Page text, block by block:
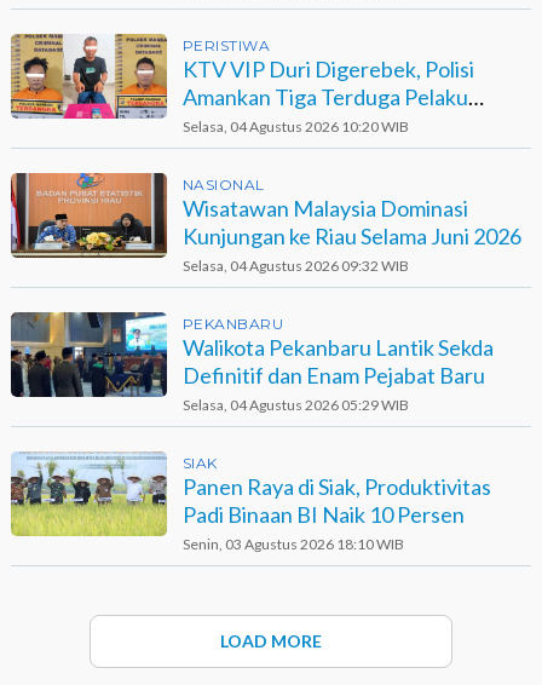
PERISTIWA
KTV VIP Duri Digerebek, Polisi
Amankan Tiga Terduga Pelaku
Narkotika
Selasa, 04 Agustus 2026 10:20 WIB
NASIONAL
Wisatawan Malaysia Dominasi
Kunjungan ke Riau Selama Juni 2026
Selasa, 04 Agustus 2026 09:32 WIB
PEKANBARU
Walikota Pekanbaru Lantik Sekda
Definitif dan Enam Pejabat Baru
Selasa, 04 Agustus 2026 05:29 WIB
SIAK
Panen Raya di Siak, Produktivitas
Padi Binaan BI Naik 10 Persen
Senin, 03 Agustus 2026 18:10 WIB
LOAD MORE